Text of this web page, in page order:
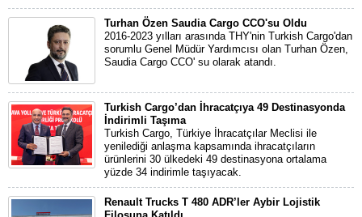
Turhan Özen Saudia Cargo CCO'su Oldu
2016-2023 yılları arasında THY'nin Turkish Cargo'dan
sorumlu Genel Müdür Yardımcısı olan Turhan Özen,
Saudia Cargo CCO' su olarak atandı.
Turkish Cargo’dan İhracatçıya 49 Destinasyonda
İndirimli Taşıma
Turkish Cargo, Türkiye İhracatçılar Meclisi ile
yenilediği anlaşma kapsamında ihracatçıların
ürünlerini 30 ülkedeki 49 destinasyona ortalama
yüzde 34 indirimle taşıyacak.
Renault Trucks T 480 ADR’ler Aybir Lojistik